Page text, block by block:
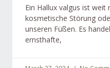
Ein Hallux valgus ist weit
kosmetische Störung
unseren Füßen. Es
ernsthafte,